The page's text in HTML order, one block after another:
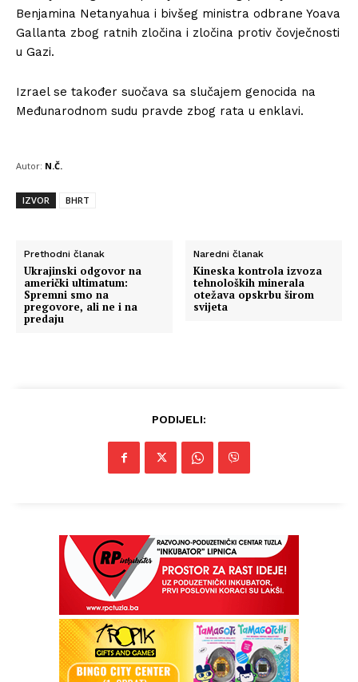
Benjamina Netanyahua i bivšeg ministra odbrane Yoava
Gallanta zbog ratnih zločina i zločina protiv čovječnosti
u Gazi.
Izrael se također suočava sa slučajem genocida na
Međunarodnom sudu pravde zbog rata u enklavi.
Autor: N.Č.
IZVOR BHRT
Prethodni članak
Ukrajinski odgovor na
američki ultimatum:
Spremni smo na
pregovore, ali ne i na
predaju
Naredni članak
Kineska kontrola izvoza
tehnoloških minerala
otežava opskrbu širom
svijeta
PODIJELI: